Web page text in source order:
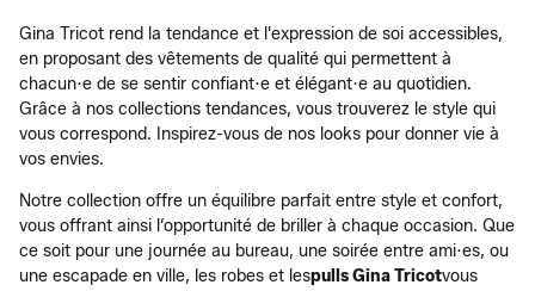
Gina Tricot rend la tendance et l'expression de soi accessibles,
en proposant des vêtements de qualité qui permettent à
chacun·e de se sentir confiant·e et élégant·e au quotidien.
Grâce à nos collections tendances, vous trouverez le style qui
vous correspond. Inspirez-vous de nos looks pour donner vie à
vos envies.
Notre collection offre un équilibre parfait entre style et confort,
vous offrant ainsi l’opportunité de briller à chaque occasion. Que
ce soit pour une journée au bureau, une soirée entre ami·es, ou
une escapade en ville, les robes et lespulls Gina Tricotvous